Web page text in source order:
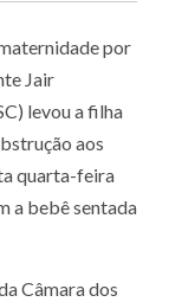
por
Jair
levou a filha
aos
quarta-feira
a bebê sentada
Câmara dos